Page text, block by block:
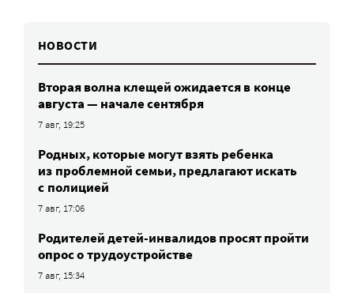
НОВОСТИ
Вторая волна клещей ожидается в конце
августа — начале сентября
7 авг, 19:25
Родных, которые могут взять ребенка
из проблемной семьи, предлагают искать
с полицией
7 авг, 17:06
Родителей детей-инвалидов просят пройти
опрос о трудоустройстве
7 авг, 15:34